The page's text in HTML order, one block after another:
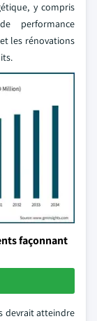
y compris
performance
les rénovations
façonnant
devrait atteindre